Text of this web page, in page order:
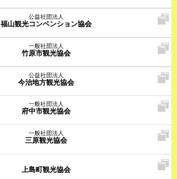
公益社団法人
福山観光コンベンション協会
一般社団法人
竹原市観光協会
公益社団法人
今治地方観光協会
一般社団法人
府中市観光協会
一般社団法人
三原観光協会
上島町観光協会